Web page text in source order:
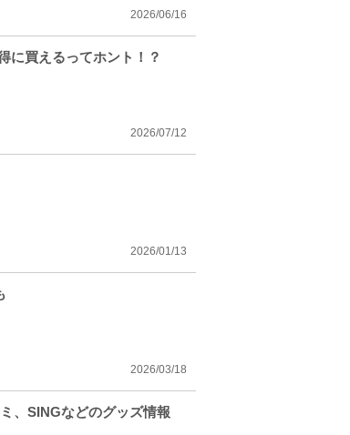
2026/06/16
に買えるってホント！？
2026/07/12
2026/01/13
2026/03/18
、SINGなどのグッズ情報